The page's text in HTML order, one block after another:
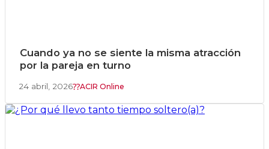
Cuando ya no se siente la misma atracción
por la pareja en turno
24 abril, 2026 ACIR Online